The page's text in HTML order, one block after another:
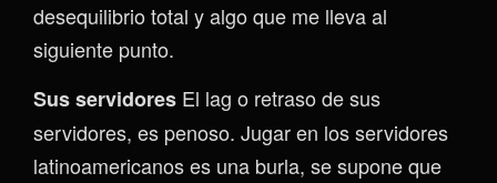
desequilibrio total y algo que me lleva al
siguiente punto.
Sus servidores El lag o retraso de sus
servidores, es penoso. Jugar en los servidores
latinoamericanos es una burla, se supone que